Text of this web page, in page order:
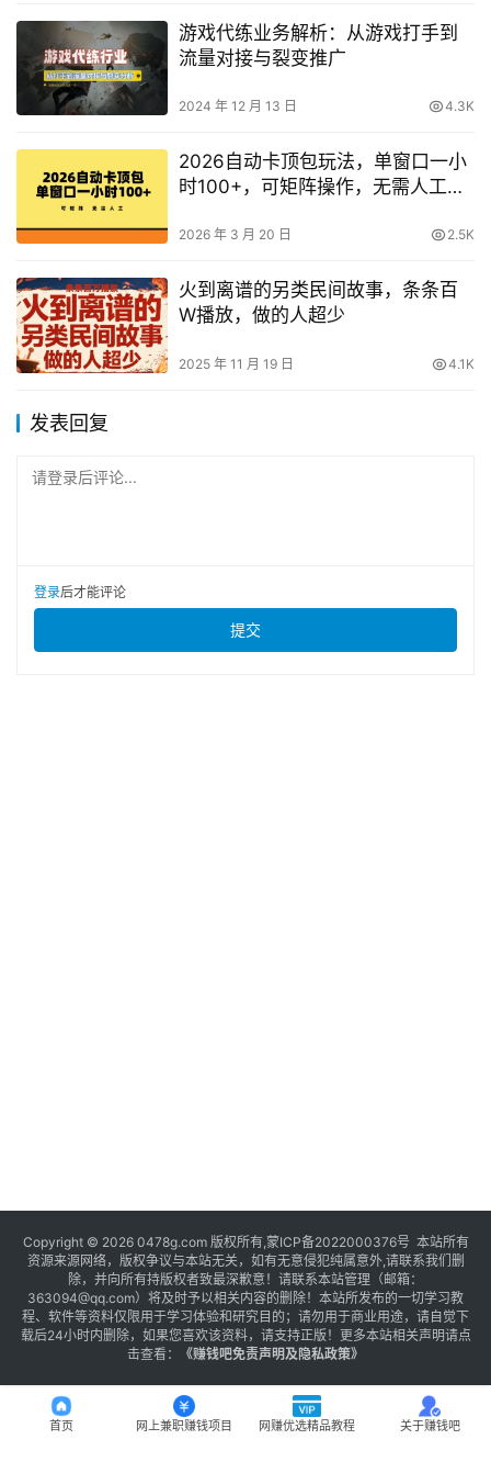
游戏代练业务解析：从游戏打手到
流量对接与裂变推广
2024 年 12 月 13 日 4.3K
2026自动卡顶包玩法，单窗口一小
时100+，可矩阵操作，无需人工
2026 年 3 月 20 日 2.5K
火到离谱的另类民间故事，条条百
W播放，做的人超少
2025 年 11 月 19 日 4.1K
发表回复
请登录后评论...
登录后才能评论
提交
Copyright © 2026 0478g.com 版权所有,蒙ICP备2022000376号 本站所有
资源来源网络，版权争议与本站无关，如有无意侵犯纯属意外,请联系我们删
除，并向所有持版权者致最深歉意！请联系本站管理（邮箱：
363094@qq.com）将及时予以相关内容的删除！本站所发布的一切学习教
程、软件等资料仅限用于学习体验和研究目的；请勿用于商业用途，请自觉下
载后24小时内删除，如果您喜欢该资料，请支持正版！更多本站相关声明请点
击查看：
《赚钱吧免责声明及隐私政策》
首页 网上兼职赚钱项目 网赚优选精品教程 关于赚钱吧